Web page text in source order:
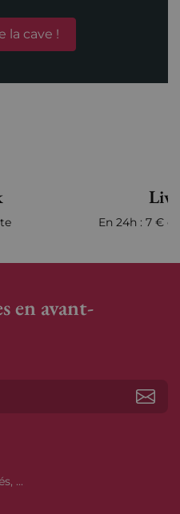
la cave !
En 24h : 7 €
en avant-
...